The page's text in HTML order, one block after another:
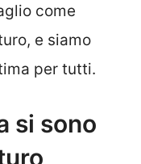
come
e siamo
per tutti.
si sono